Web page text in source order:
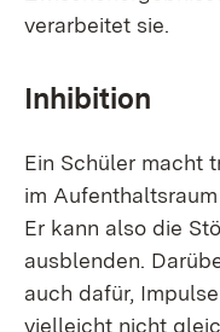
verarbeitet sie.
Inhibition
Ein Schüler macht
im
Er kann also die
ausblenden.
auch dafür,
vielleicht nicht